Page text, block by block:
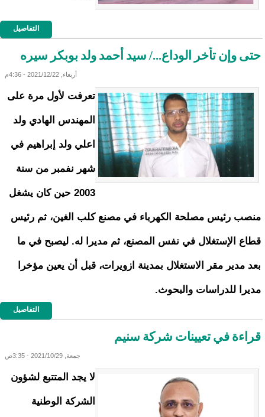
التفاصيل
حتى وإن تأخر الوداع.../ سيد أحمد ولد بوبكر سيره
أربعاء, 2021/12/22 - 4:36م
تعرفت لأول مرة على
المهندس الهادي ولد
اعلي ولد إبراهيم في
شهر نفمبر من سنة
2003 حين كان يشغل
منصب رئيس مصلحة الكهرباء في مصنع كلب الغين، ثم رئيس
قطاع الإستغلال في نفس المصنع، ثم مديرا له. ليصبح في ما
بعد مدير مقر الاستغلال بمدينة ازويرات، قبل أن يعين مؤخرا
مديرا للدراسات والبحوث.
التفاصيل
قراءة في تعيينات شركة سنيم
جمعة, 2021/10/29 - 3:35ص
لا يجد المتتبع لشؤون
الشركة الوطنية